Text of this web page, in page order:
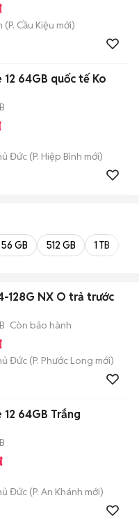
(P. Cầu Kiệu mới)
64GB quốc tế Ko
Đức (P. Hiệp Bình mới)
GB 512 GB 1 TB
128G NX O trả trước
Còn bảo hành
Đức (P. Phước Long mới)
64GB Trắng
Đức (P. An Khánh mới)